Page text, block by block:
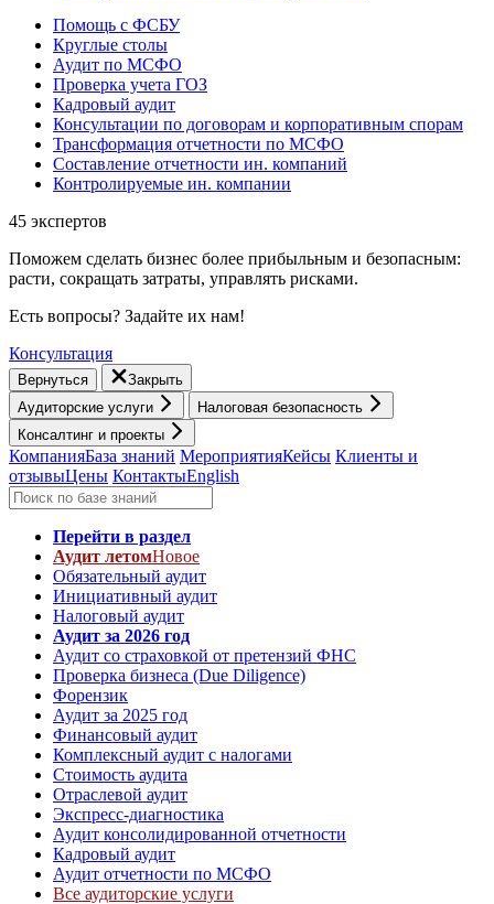
Помощь с ФСБУ
Круглые столы
Аудит по МСФО
Проверка учета ГОЗ
Кадровый аудит
Консультации по договорам и корпоративным спорам
Трансформация отчетности по МСФО
Составление отчетности ин. компаний
Контролируемые ин. компании
45 экспертов
Поможем сделать бизнес более прибыльным и безопасным:
расти, cокращать затраты, управлять рисками.
Есть вопросы? Задайте их нам!
Консультация
Вернуться
Закрыть
Аудиторские услуги
Налоговая безопасность
Консалтинг и проекты
КомпанияБаза знаний МероприятияКейсы Клиенты и
отзывыЦены КонтактыEnglish
Перейти в раздел
Аудит летомНовое
Обязательный аудит
Инициативный аудит
Налоговый аудит
Аудит за 2026 год
Аудит со страховкой от претензий ФНС
Проверка бизнеса (Due Diligence)
Форензик
Аудит за 2025 год
Финансовый аудит
Комплексный аудит с налогами
Стоимость аудита
Отраслевой аудит
Экспресс-диагностика
Аудит консолидированной отчетности
Кадровый аудит
Аудит отчетности по МСФО
Все аудиторские услуги